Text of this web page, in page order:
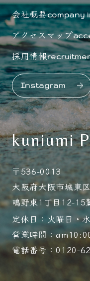
会社概要company
アクセスマップ
採用情報
Instagram
kuniumi
〒536-0013
大阪府大阪市城東
鴫野東1丁目12-15
定休日：火曜日・
営業時間：
電話番号：0120-